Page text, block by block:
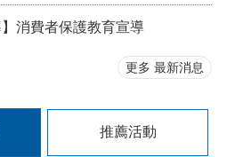
】消費者保護教育宣導
更多 最新消息
推薦活動